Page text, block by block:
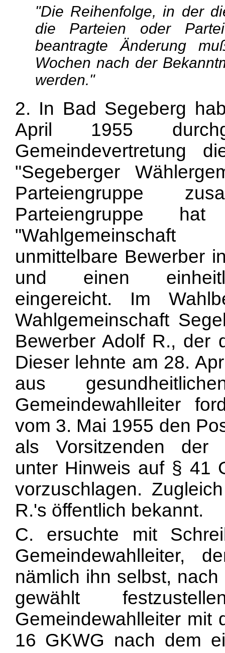
"Die Reihenfolge, in der
die Parteien oder
beantragte Änderung
Wochen nach der
werden."
2. In Bad Segeberg
April 1955
"Segeberger
Parteiengruppe
Parteiengruppe
unmittelbare Bewerber
und einen
eingereicht. Im
Wahlgemeinschaft
Bewerber Adolf R., der
Dieser lehnte am 28.
aus
Gemeindewahlleiter
vom 3. Mai 1955 den
als Vorsitzenden der
unter Hinweis auf § 41
vorzuschlagen.
R.'s öffentlich bekannt.
C. ersuchte mit
Gemeindewahlleiter,
nämlich ihn selbst,
gewählt
Gemeindewahlleiter mit
16 GKWG nach dem